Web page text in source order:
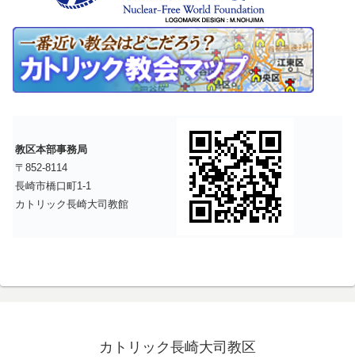
教区本部事務局
〒852-8114
長崎市橋口町1-1
カトリック長崎大司教館
カトリック長崎大司教区